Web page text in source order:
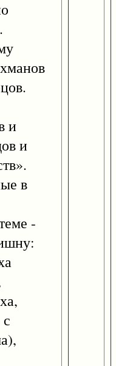
и
и
в
-